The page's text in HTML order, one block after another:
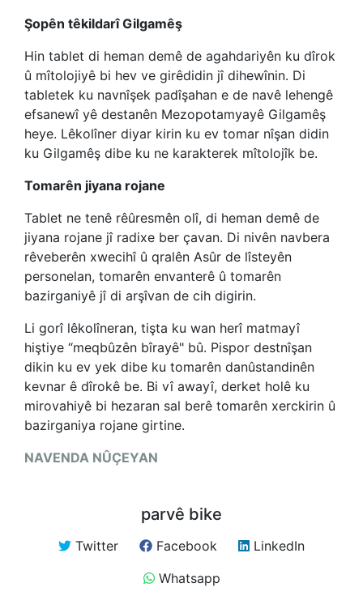
Şopên têkildarî Gilgamêş
Hin tablet di heman demê de agahdariyên ku dîrok
û mîtolojiyê bi hev ve girêdidin jî dihewînin. Di
tabletek ku navnîşek padîşahan e de navê lehengê
efsanewî yê destanên Mezopotamyayê Gilgamêş
heye. Lêkolîner diyar kirin ku ev tomar nîşan didin
ku Gilgamêş dibe ku ne karakterek mîtolojîk be.
Tomarên jiyana rojane
Tablet ne tenê rêûresmên olî, di heman demê de
jiyana rojane jî radixe ber çavan. Di nivên navbera
rêveberên xwecihî û qralên Asûr de lîsteyên
personelan, tomarên envanterê û tomarên
bazirganiyê jî di arşîvan de cih digirin.
Li gorî lêkolîneran, tişta ku wan herî matmayî
hiştiye “meqbûzên bîrayê" bû. Pispor destnîşan
dikin ku ev yek dibe ku tomarên danûstandinên
kevnar ê dîrokê be. Bi vî awayî, derket holê ku
mirovahiyê bi hezaran sal berê tomarên xerckirin û
bazirganiya rojane girtine.
NAVENDA NÛÇEYAN
parvê bike
Twitter Facebook
LinkedIn
Whatsapp